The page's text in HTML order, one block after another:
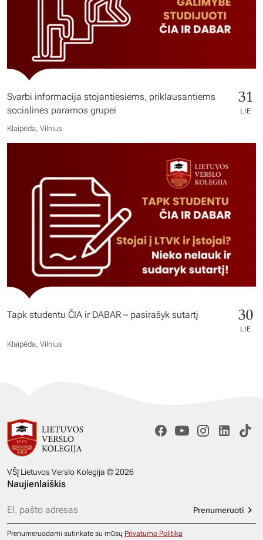
Svarbi informacija stojantiesiems, priklausantiems
socialinės paramos grupei
31
LIE
Klaipėda, Vilnius
Tapk studentu ČIA ir DABAR – pasirašyk sutartį 30
LIE
Klaipėda, Vilnius
VŠĮ Lietuvos Verslo Kolegija © 2026
Naujienlaiškis
Prenumeruoti
Prenumeruodami sutinkate su mūsų Privatumo Politika